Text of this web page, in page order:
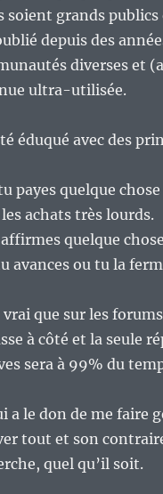
soient grands
depuis des
diverses et
ultra-utilisée.
éduqué avec des
payes quelque
achats très lourds.
quelque
avances ou tu la
que sur les
à côté et la seule
sera à 99% du
a le don de me faire
tout et son
quel qu’il soit.